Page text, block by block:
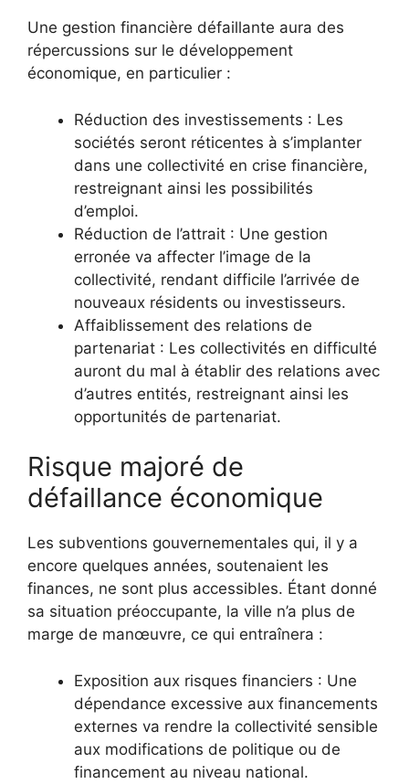
Une gestion financière défaillante aura des
répercussions sur le développement
économique, en particulier :
Réduction des investissements : Les
sociétés seront réticentes à s’implanter
dans une collectivité en crise financière,
restreignant ainsi les possibilités
d’emploi.
Réduction de l’attrait : Une gestion
erronée va affecter l’image de la
collectivité, rendant difficile l’arrivée de
nouveaux résidents ou investisseurs.
Affaiblissement des relations de
partenariat : Les collectivités en difficulté
auront du mal à établir des relations avec
d’autres entités, restreignant ainsi les
opportunités de partenariat.
Risque majoré de
défaillance économique
Les subventions gouvernementales qui, il y a
encore quelques années, soutenaient les
finances, ne sont plus accessibles. Étant donné
sa situation préoccupante, la ville n’a plus de
marge de manœuvre, ce qui entraînera :
Exposition aux risques financiers : Une
dépendance excessive aux financements
externes va rendre la collectivité sensible
aux modifications de politique ou de
financement au niveau national.